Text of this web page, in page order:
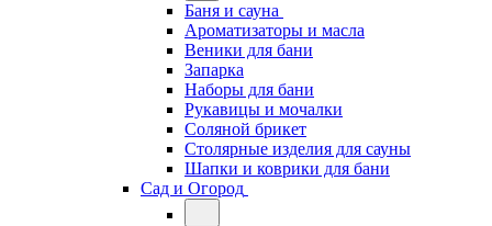
Баня и сауна
Ароматизаторы и масла
Веники для бани
Запарка
Наборы для бани
Рукавицы и мочалки
Соляной брикет
Столярные изделия для сауны
Шапки и коврики для бани
Сад и Огород